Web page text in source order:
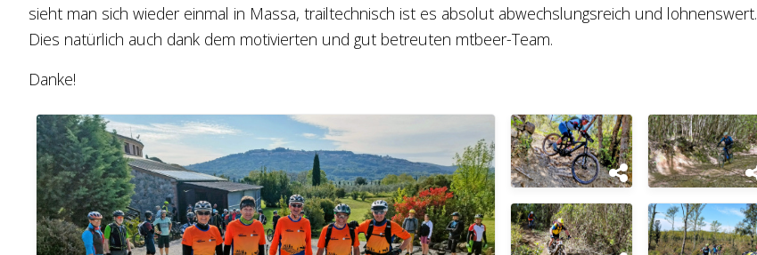
sieht man sich wieder einmal in Massa, trailtechnisch ist es absolut abwechslungsreich und lohnenswert.
Dies natürlich auch dank dem motivierten und gut betreuten mtbeer-Team.
Danke!